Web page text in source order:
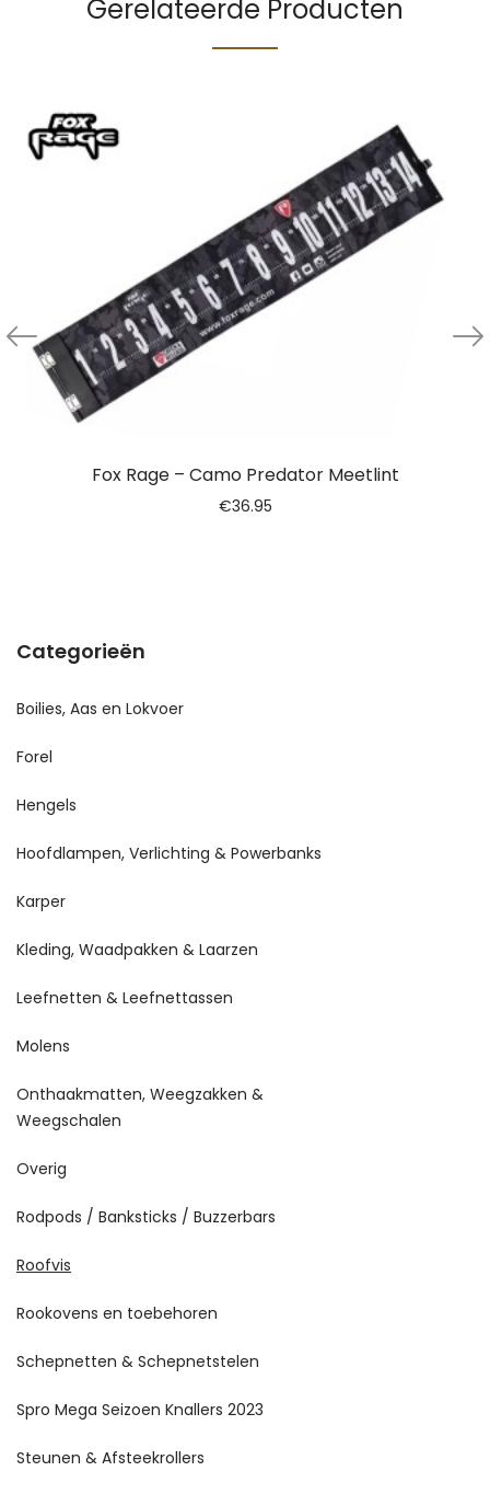
Gerelateerde Producten
Fox Rage – Camo Predator Meetlint
€36.95
Categorieën
Boilies, Aas en Lokvoer
Forel
Hengels
Hoofdlampen, Verlichting & Powerbanks
Karper
Kleding, Waadpakken & Laarzen
Leefnetten & Leefnettassen
Molens
Onthaakmatten, Weegzakken &
Weegschalen
Overig
Rodpods / Banksticks / Buzzerbars
Roofvis
Rookovens en toebehoren
Schepnetten & Schepnetstelen
Spro Mega Seizoen Knallers 2023
Steunen & Afsteekrollers